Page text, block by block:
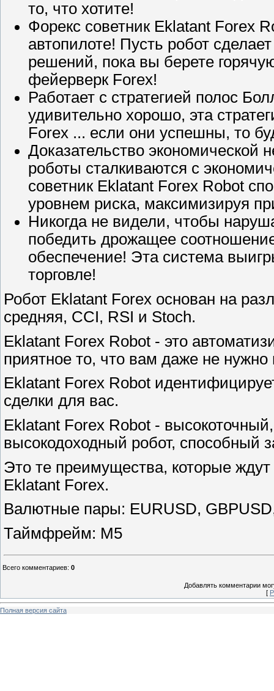
то, что хотите!
Форекс советник Eklatant Forex
автопилоте! Пусть робот
решений, пока вы берете
фейерверк Forex!
Работает с стратегией полос
удивительно хорошо, эта
Forex ... если они успешны, то
Доказательство экономической
роботы сталкиваются с
советник Eklatant Forex Robot
уровнем риска, максимизируя
Никогда не видели, чтобы
победить дрожащее
обеспечение! Эта система
торговле!
Робот Eklatant Forex основан на
средняя, CCI, RSI и Stoch.
Eklatant Forex Robot - это
приятное то, что вам даже не
Eklatant Forex Robot
сделки для вас.
Eklatant Forex Robot -
высокодоходный робот, способный
Это те преимущества, которые
Eklatant Forex.
Валютные пары: EURUSD,
Таймфрейм: M5
Всего комментариев: 0
Добавлять комментарии
[
Полная версия сайта